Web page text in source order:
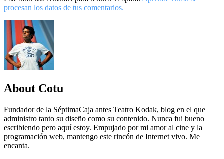
procesan los datos de tus comentarios.
About Cotu
Fundador de la SéptimaCaja antes Teatro Kodak, blog en el que
administro tanto su diseño como su contenido. Nunca fui bueno
escribiendo pero aquí estoy. Empujado por mi amor al cine y la
programación web, mantengo este rincón de Internet vivo. Me
encanta.